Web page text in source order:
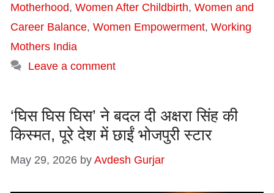
Motherhood, Women After Childbirth, Women and
Career Balance, Women Empowerment, Working
Mothers India
Leave a comment
‘घिस घिस घिस’ ने बदल दी अक्षरा सिंह की
किस्मत, पूरे देश में छाईं भोजपुरी स्टार
May 29, 2026 by Avdesh Gurjar